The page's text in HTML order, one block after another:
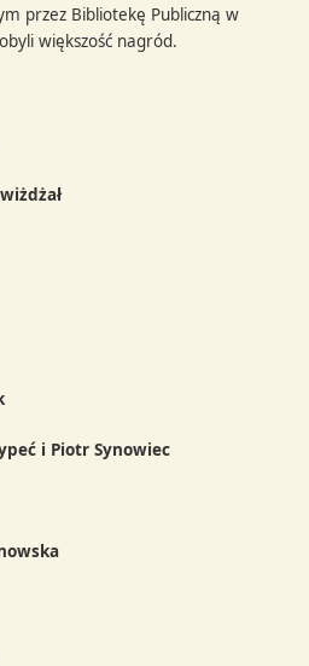
przez Bibliotekę Publiczną w
większość nagród.
i Piotr Synowiec